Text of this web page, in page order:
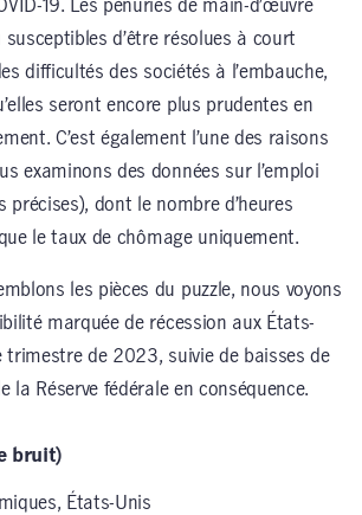
19. Les pénuries de main-d’œuvre
d’être résolues à court
difficultés des sociétés à l’embauche,
seront encore plus prudentes en
C’est également l’une des raisons
examinons des données sur l’emploi
précises), dont le nombre d’heures
le taux de chômage uniquement.
les pièces du puzzle, nous voyons
marquée de récession aux États-
trimestre de 2023, suivie de baisses de
la Réserve fédérale en conséquence.
bruit)
États-Unis